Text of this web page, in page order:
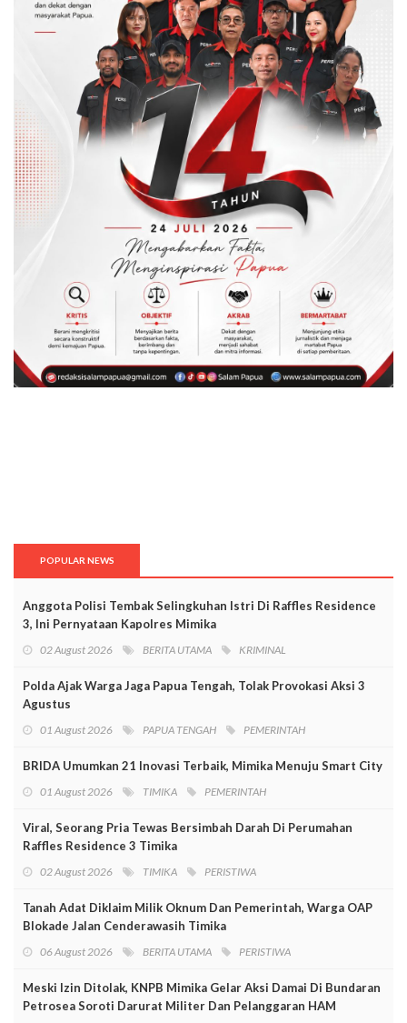
POPULAR NEWS
Anggota Polisi Tembak Selingkuhan Istri Di Raffles Residence
3, Ini Pernyataan Kapolres Mimika
02 August 2026 BERITA UTAMA KRIMINAL
Polda Ajak Warga Jaga Papua Tengah, Tolak Provokasi Aksi 3
Agustus
01 August 2026 PAPUA TENGAH PEMERINTAH
BRIDA Umumkan 21 Inovasi Terbaik, Mimika Menuju Smart City
01 August 2026 TIMIKA PEMERINTAH
Viral, Seorang Pria Tewas Bersimbah Darah Di Perumahan
Raffles Residence 3 Timika
02 August 2026 TIMIKA PERISTIWA
Tanah Adat Diklaim Milik Oknum Dan Pemerintah, Warga OAP
Blokade Jalan Cenderawasih Timika
06 August 2026 BERITA UTAMA PERISTIWA
Meski Izin Ditolak, KNPB Mimika Gelar Aksi Damai Di Bundaran
Petrosea Soroti Darurat Militer Dan Pelanggaran HAM